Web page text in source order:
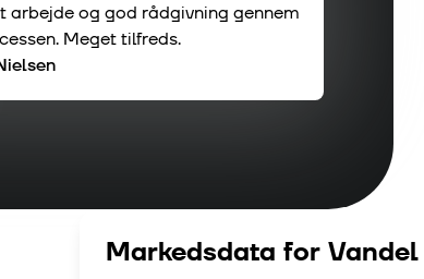
arbejde og god rådgivning gennem
Meget tilfreds.
Markedsdata for Vandel